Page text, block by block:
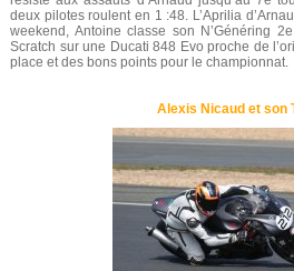
deux pilotes roulent en 1 :48. L’Aprilia
weekend, Antoine classe son N’Généring
Scratch sur une Ducati 848 Evo proche de
place et des bons points pour le championnat.
Alexis Nicaud et son